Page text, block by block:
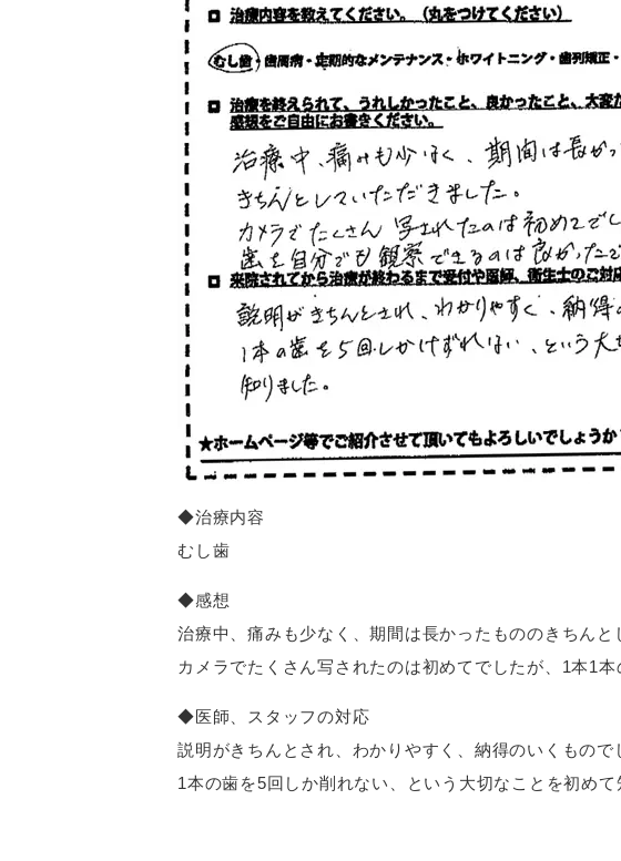
◆治療内容
むし歯
◆感想
治療中、痛みも少なく、期間は長かったもののきちんと
カメラでたくさん写されたのは初めてでしたが、1本1
◆医師、スタッフの対応
説明がきちんとされ、わかりやすく、納得のいくもので
1本の歯を5回しか削れない、という大切なことを初めて